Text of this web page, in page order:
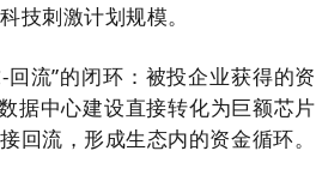
技刺激计划规模。
流”的闭环：被投企业获得的资
据中心建设直接转化为巨额芯片
回流，形成生态内的资金循环。